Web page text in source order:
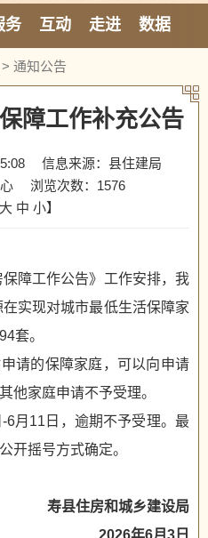
务 互动 走进
数据
> 通知公告
障工作补充公告
信息来源：县住建局
浏览次数： 1576
大 中 小】
障工作公告》工作安排，我
实现对城市最低生活保障家
套。
请的保障家庭，可以向申请
他家庭申请不予受理。
6月11日，逾期不予受理。最
开摇号方式确定。
寿县住房和城乡建设局
2026年6月3日